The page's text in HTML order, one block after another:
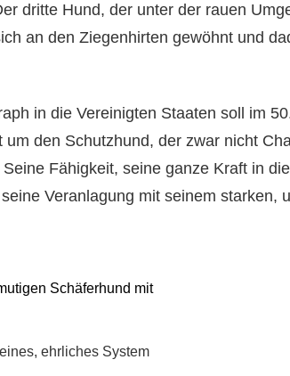
dritte Hund, der unter der rauen
an den Ziegenhirten gewöhnt und
in die Vereinigten Staaten soll im
den Schutzhund, der zwar nicht
Fähigkeit, seine ganze Kraft in
Veranlagung mit seinem starken,
Schäferhund mit
ehrliches System